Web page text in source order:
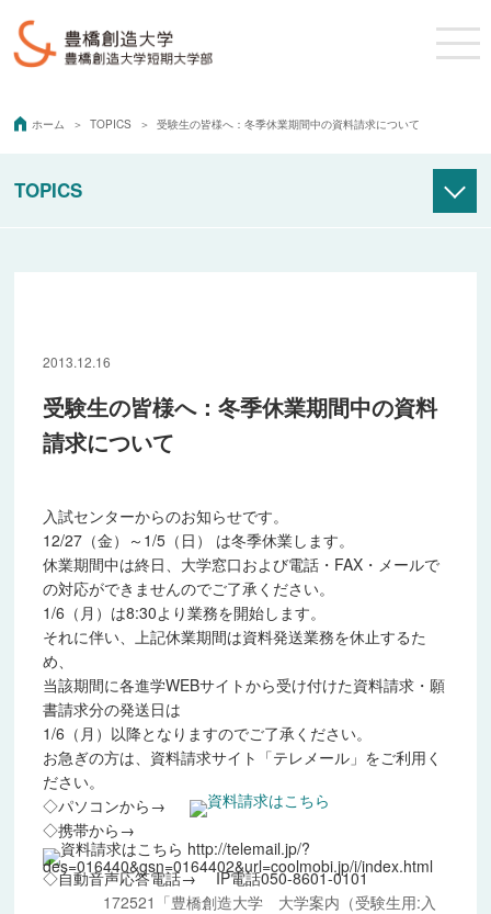
ホーム TOPICS 受験生の皆様へ：冬季休業期間中の資料請求について
TOPICS
2010年度
2011年度
2013年度
2014年度
2015年度
2016年度
2017年度
2018年度
2019年度
2020年度
2021年度
2013.12.16
受験生の皆様へ：冬季休業期間中の資料
請求について
入試センターからのお知らせです。
12/27（金）～1/5（日）
は冬季休業します。
休業期間中は終日、大学窓口および電話・FAX・メールで
の対応ができませんのでご了承ください。
1/6（月）は8:30より業務を開始します。
それに伴い、上記休業期間は資料発送業務を休止するた
め、
当該期間に各進学WEBサイトから受け付けた資料請求・願
書請求分の発送日は
1/6（月）以降となりますのでご了承ください。
お急ぎの方は、資料請求サイト「テレメール」をご利用く
ださい。
◇パソコンから→
◇携帯から→
◇自動音声応答電話→IP電話050-8601-0101
172521「豊橋創造大学 大学案内（受験生用:入